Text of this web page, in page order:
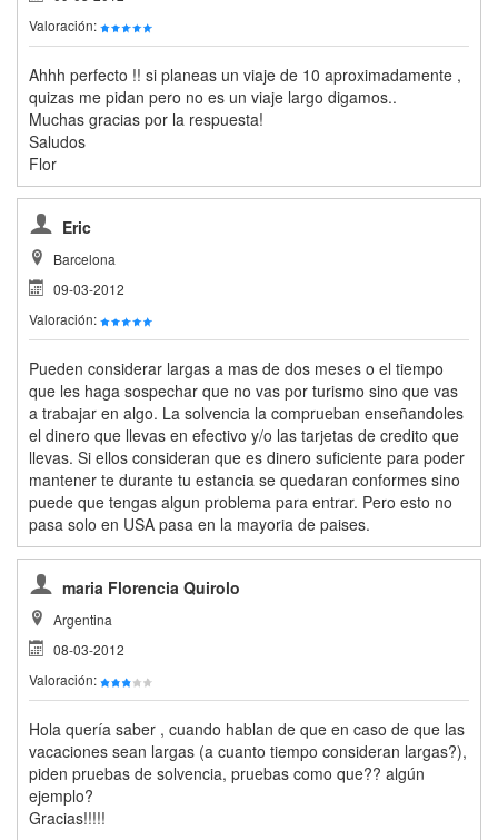
Valoración:
Ahhh perfecto !! si planeas un viaje de 10 aproximadamente ,
quizas me pidan pero no es un viaje largo digamos..
Muchas gracias por la respuesta!
Saludos
Flor
Eric
Barcelona
09-03-2012
Valoración:
Pueden considerar largas a mas de dos meses o el tiempo
que les haga sospechar que no vas por turismo sino que vas
a trabajar en algo. La solvencia la comprueban enseñandoles
el dinero que llevas en efectivo y/o las tarjetas de credito que
llevas. Si ellos consideran que es dinero suficiente para poder
mantener te durante tu estancia se quedaran conformes sino
puede que tengas algun problema para entrar. Pero esto no
pasa solo en USA pasa en la mayoria de paises.
maria Florencia Quirolo
Argentina
08-03-2012
Valoración:
Hola quería saber , cuando hablan de que en caso de que las
vacaciones sean largas (a cuanto tiempo consideran largas?),
piden pruebas de solvencia, pruebas como que?? algún
ejemplo?
Gracias!!!!!